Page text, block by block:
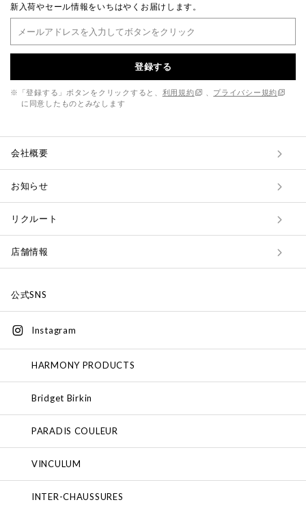
新入荷やセール情報をいちはやくお届けします。
登録する
※「登録する」ボタンをクリックすると、 利用規約
プライバシー規約
に同意したものとみなします
会社概要
お知らせ
リクルート
店舗情報
公式SNS
Instagram
HARMONY PRODUCTS
Bridget Birkin
PARADIS COULEUR
VINCULUM
INTER-CHAUSSURES